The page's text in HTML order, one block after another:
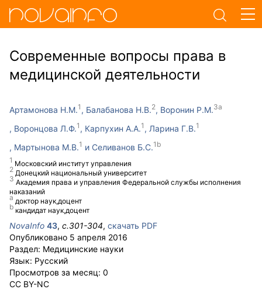
Современные вопросы права в
медицинской деятельности
Артамонова Н.М.
Московский институт управления
Балабанова Н.В.
Донецкий национальный университет
Воронин Р.М.
Академия права и управления Федеральной службы исполнения
наказаний
доктор наук,доцент
Воронцова Л.Ф. Карпухин А.А.
Ларина Г.В.
Мартынова М.В.
Селиванов Б.С.
кандидат наук,доцент
NovaInfo 43, с.301-304, скачать PDF
Опубликовано 5 апреля 2016
Раздел: Медицинские науки
Язык: Русский
Просмотров за месяц: 0
CC BY-NC